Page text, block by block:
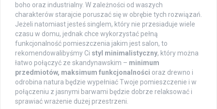
boho oraz industrialny. W zależności od waszych
charakterów starajcie poruszać się w obrębie tych rozwiązań.
Jeżeli natomiast jesteś singlem, który nie przesiaduje wiele
czasu w domu, jednak chce wykorzystać pełną
funkcjonalność pomieszczenia jakim jest salon, to
rekomendowalibyśmy Ci styl minimalistyczny, który można
łatwo połączyć ze skandynawskim – minimum
przedmiotów, maksimum funkcjonalności oraz drewno i
odrobina natura będzie wypełniać Twoje pomieszczenie i w
połączeniu z jasnymi barwami będzie dobrze relaksować i
sprawiać wrażenie dużej przestrzeni.